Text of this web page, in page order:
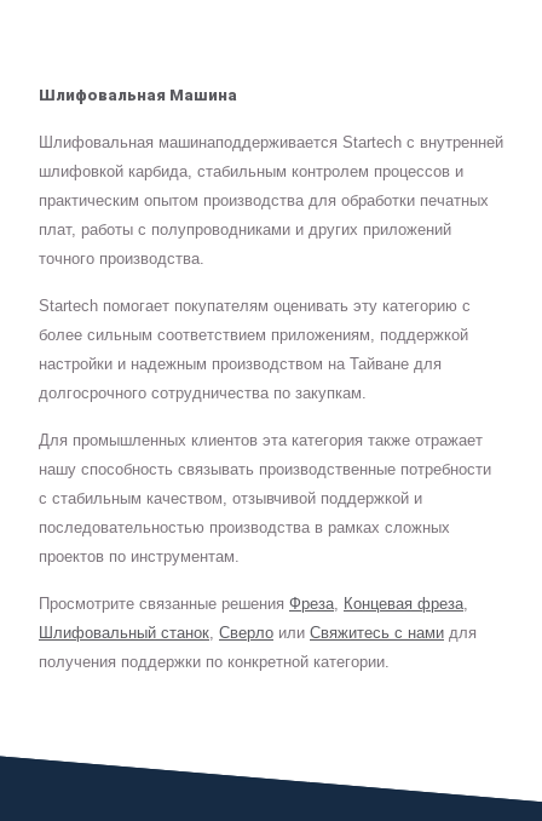
Шлифовальная Машина
Шлифовальная машинаподдерживается Startech с внутренней
шлифовкой карбида, стабильным контролем процессов и
практическим опытом производства для обработки печатных
плат, работы с полупроводниками и других приложений
точного производства.
Startech помогает покупателям оценивать эту категорию с
более сильным соответствием приложениям, поддержкой
настройки и надежным производством на Тайване для
долгосрочного сотрудничества по закупкам.
Для промышленных клиентов эта категория также отражает
нашу способность связывать производственные потребности
с стабильным качеством, отзывчивой поддержкой и
последовательностью производства в рамках сложных
проектов по инструментам.
Просмотрите связанные решения Фреза, Концевая фреза,
Шлифовальный станок, Сверло или Свяжитесь с нами для
получения поддержки по конкретной категории.